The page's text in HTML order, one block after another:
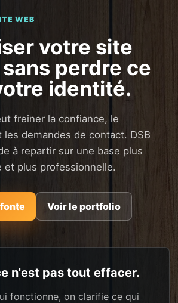
WEB
votre site
perdre ce
identité.
freiner la confiance, le
demandes de contact. DSB
à repartir sur une base plus
et plus professionnelle.
Voir le portfolio
n'est pas tout effacer.
fonctionne, on clarifie ce qui